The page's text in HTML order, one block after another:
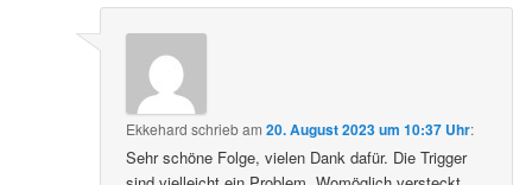
Ekkehard schriebam20. August 2023 um 10:37 Uhr:
Sehr schöne Folge, vielen Dank dafür. Die Trigger